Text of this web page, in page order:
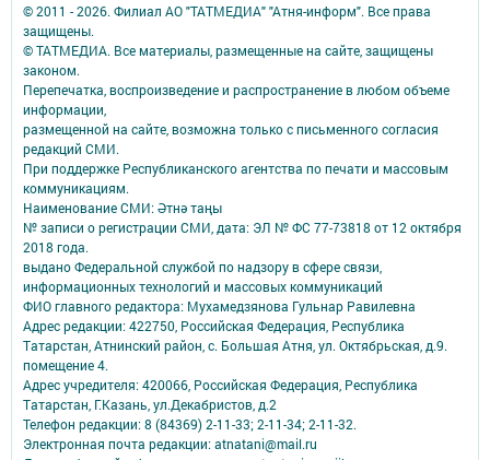
© 2011 - 2026. Филиал АО "ТАТМЕДИА" "Атня-информ". Все права
защищены.
© ТАТМЕДИА. Все материалы, размещенные на сайте, защищены
законом.
Перепечатка, воспроизведение и распространение в любом объеме
информации,
размещенной на сайте, возможна только с письменного согласия
редакций СМИ.
При поддержке Республиканского агентства по печати и массовым
коммуникациям.
Наименование СМИ: Әтнә таңы
№ записи о регистрации СМИ, дата: ЭЛ № ФС 77-73818 от 12 октября
2018 года.
выдано Федеральной службой по надзору в сфере связи,
информационных технологий и массовых коммуникаций
ФИО главного редактора: Мухамедзянова Гульнар Равилевна
Адрес редакции: 422750, Российская Федерация, Республика
Татарстан, Атнинский район, с. Большая Атня, ул. Октябрьская, д.9.
помещение 4.
Адрес учредителя: 420066, Российская Федерация, Республика
Татарстан, Г.Казань, ул.Декабристов, д.2
Телефон редакции: 8 (84369) 2-11-33; 2-11-34; 2-11-32.
Электронная почта редакции: atnatani@mail.ru